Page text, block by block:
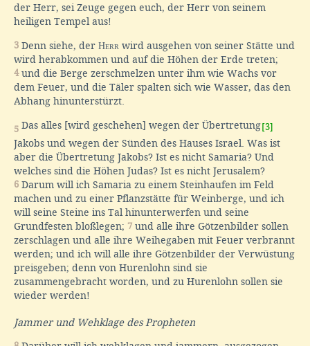
der Herr, sei Zeuge gegen euch, der Herr von seinem
heiligen Tempel aus!
3 Denn siehe, der Herr wird ausgehen von seiner Stätte und
wird herabkommen und auf die Höhen der Erde treten;
4und die Berge zerschmelzen unter ihm wie Wachs vor
dem Feuer, und die Täler spalten sich wie Wasser, das den
Abhang hinunterstürzt.
5 Das alles [wird geschehen] wegen der Übertretung[3]
Jakobs und wegen der Sünden des Hauses Israel. Was ist
aber die Übertretung Jakobs? Ist es nicht Samaria? Und
welches sind die Höhen Judas? Ist es nicht Jerusalem?
6 Darum will ich Samaria zu einem Steinhaufen im Feld
machen und zu einer Pflanzstätte für Weinberge, und ich
will seine Steine ins Tal hinunterwerfen und seine
Grundfesten bloßlegen; 7 und alle ihre Götzenbilder sollen
zerschlagen und alle ihre Weihegaben mit Feuer verbrannt
werden; und ich will alle ihre Götzenbilder der Verwüstung
preisgeben; denn von Hurenlohn sind sie
zusammengebracht worden, und zu Hurenlohn sollen sie
wieder werden!
Jammer und Wehklage des Propheten